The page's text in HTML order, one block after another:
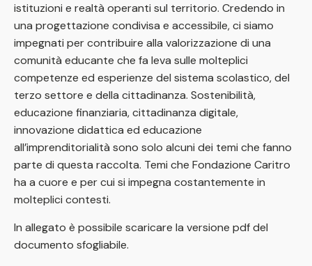
istituzioni e realtà operanti sul territorio. Credendo in
una progettazione condivisa e accessibile, ci siamo
impegnati per contribuire alla valorizzazione di una
comunità educante che fa leva sulle molteplici
competenze ed esperienze del sistema scolastico, del
terzo settore e della cittadinanza. Sostenibilità,
educazione finanziaria, cittadinanza digitale,
innovazione didattica ed educazione
all’imprenditorialità sono solo alcuni dei temi che fanno
parte di questa raccolta. Temi che Fondazione Caritro
ha a cuore e per cui si impegna costantemente in
molteplici contesti.
In allegato è possibile scaricare la versione pdf del
documento sfogliabile.